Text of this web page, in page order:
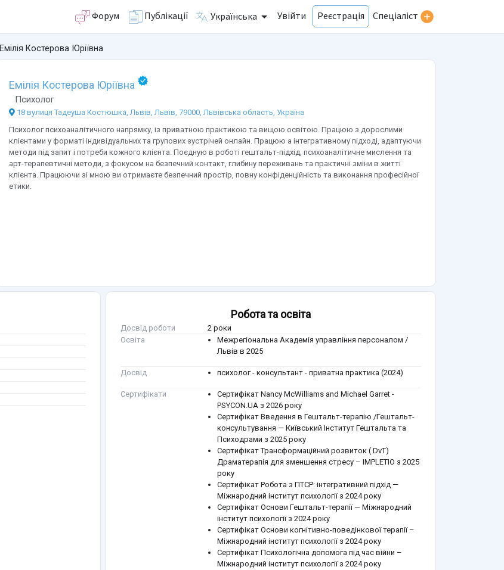
Форум Публікації Українська Увійти Реєстрація Спеціаліст
Емілія Костерова Юріївна
Емілія Костерова Юріївна
Психолог
18 вулиця Тадеуша Костюшка, Львів, Львів, 79000, Львівська область, Україна
Психолог психоаналітичного напрямку, із приватною практикою та вищою освітою. Працюю з дорослими
клієнтами у форматі індивідуальних та групових зустрічей онлайн. Працюю а інтегративному підході, адаптуючи
методи під запит і потреби кожного клієнта. Поєдную в роботі гештальт-підхід, психоаналітичне мислення та
арт-терапевтичні методи, з фокусом на безпечний контакт, глибину переживань та практичні зміни в житті
клієнта. Працюючи зі мною ви отримаєте безпечний простір, повну конфіденційність та виконання професійної
етики.
Робота та освіта
Досвід роботи
2 роки
Освіта
Межрегіональна Академія управління персоналом /
Львів в 2025
Досвід психолог - консультант - приватна практика (2024)
Сертифікати
Сертифікат Nancy McWilliams and Michael Garret -
PSYCON.UA з 2026 року
Сертифікат Введення в Гештальт-терапію /Гештальт-
консультування — Київський Інститут Гештальта та
Психодрами з 2025 року
Сертифікат Трансформаційний розвиток ( DvT)
Драматерапія для зменшення стресу – IMPLETIO з 2025
року
Сертифікат Робота з ПТСР: інтегративний підхід —
Міжнародний інститут психології з 2024 року
Сертифікат Основи Гештальт-терапії — Міжнародний
інститут психології з 2024 року
Сертифікат Основи когнітивно-поведінкової терапії –
Міжнародний інститут психології з 2024 року
Сертифікат Психологічна допомога під час війни –
Міжнародний інститут психології з 2024 року